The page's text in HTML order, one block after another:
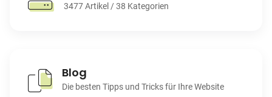
3477 Artikel / 38 Kategorien
Blog
Die besten Tipps und Tricks für Ihre Website